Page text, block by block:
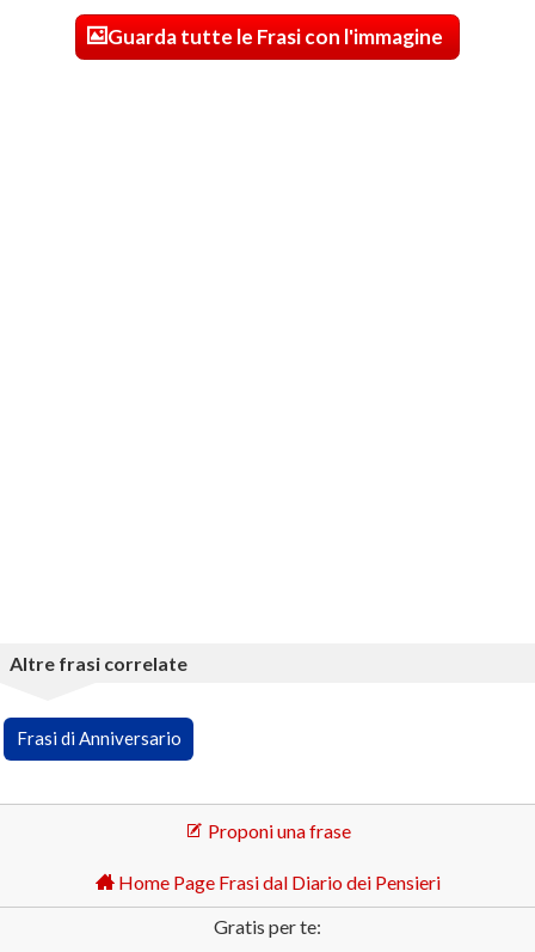
Guarda tutte le Frasi con l'immagine
Altre frasi correlate
Frasi di Anniversario
Proponi una frase
Home Page Frasi dal Diario dei Pensieri
Gratis per te: